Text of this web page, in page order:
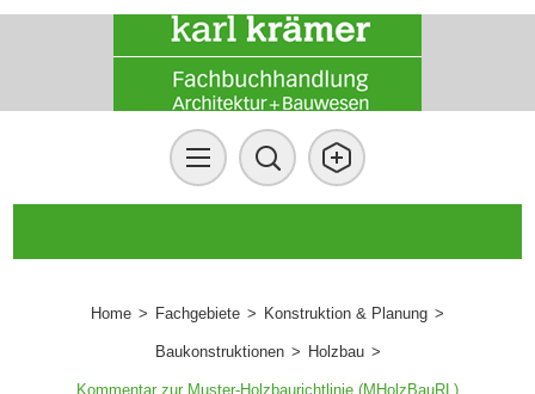
Home > Fachgebiete > Konstruktion & Planung >
Baukonstruktionen > Holzbau >
Kommentar zur Muster-Holzbaurichtlinie (MHolzBauRL)